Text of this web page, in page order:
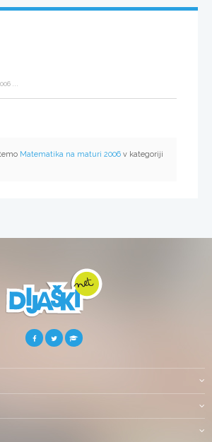
...
Matematika na maturi 2006 v kategoriji